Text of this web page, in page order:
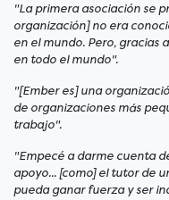
"La primera asociación se
organización] no era
en el mundo. Pero, gracias
en todo el mundo".
"[Ember es] una
de organizaciones más
trabajo".
"Empecé a darme cuenta
apoyo... [como] el tutor de
pueda ganar fuerza y ser